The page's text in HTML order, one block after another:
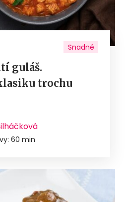
Snadné
guláš.
trochu
60 min